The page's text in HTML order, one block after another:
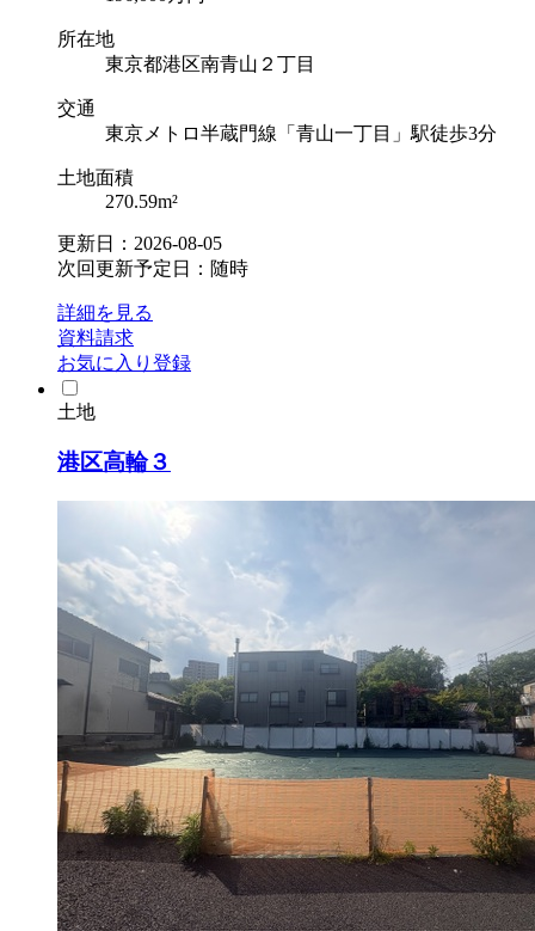
所在地
東京都港区南青山２丁目
交通
東京メトロ半蔵門線「青山一丁目」駅徒歩3分
土地面積
270.59m²
更新日：2026-08-05
次回更新予定日：随時
詳細を見る
資料請求
お気に入り登録
土地
港区高輪３